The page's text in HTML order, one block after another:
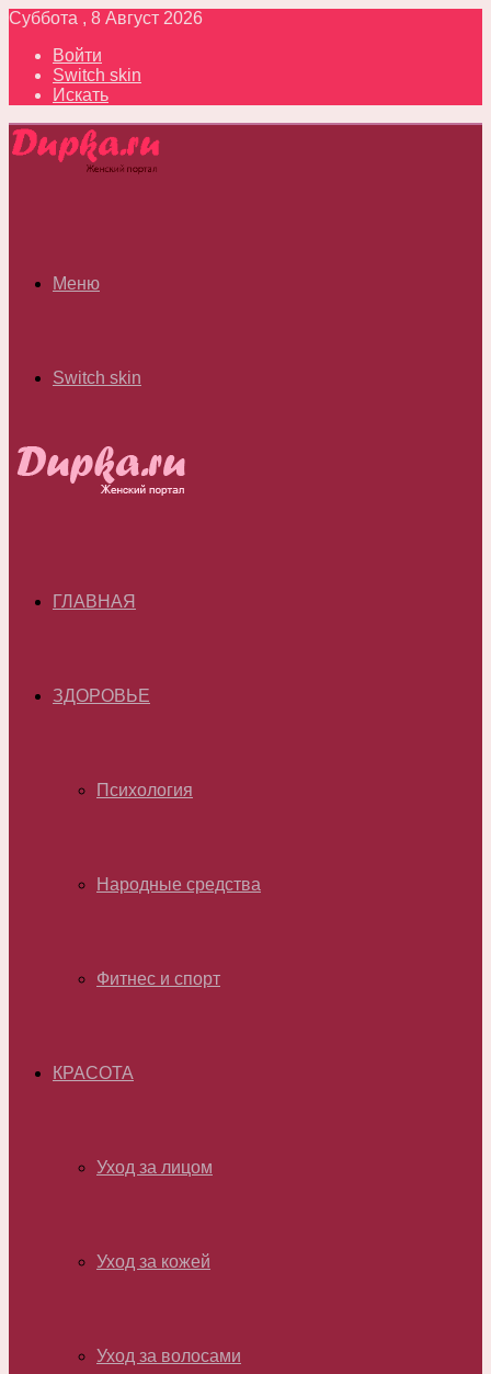
Суббота , 8 Август 2026
Войти
Switch skin
Искать
Меню
Switch skin
ГЛАВНАЯ
ЗДОРОВЬЕ
Психология
Народные средства
Фитнес и спорт
КРАСОТА
Уход за лицом
Уход за кожей
Уход за волосами